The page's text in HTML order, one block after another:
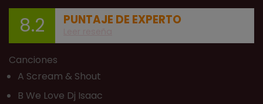
8.2 PUNTAJE DE EXPERTO
Canciones
A Scream & Shout
B We Love Dj Isaac